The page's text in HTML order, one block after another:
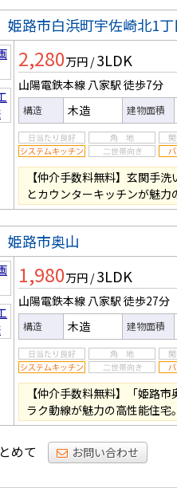
姫路市白浜町宇佐崎北1丁
2,280万円 / 3LDK
山陽電鉄本線 八家駅 徒歩7分
構造 木造 建物面積
【仲介手数料無料】玄関手
とカウンターキッチンが魅
姫路市奥山
1,980万円 / 3LDK
山陽電鉄本線 八家駅 徒歩27分
構造 木造 建物面積
【仲介手数料無料】「姫路
ラク動線が魅力の高性能住
めて お問い合わせ